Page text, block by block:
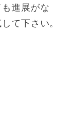
進展がな
て下さい。